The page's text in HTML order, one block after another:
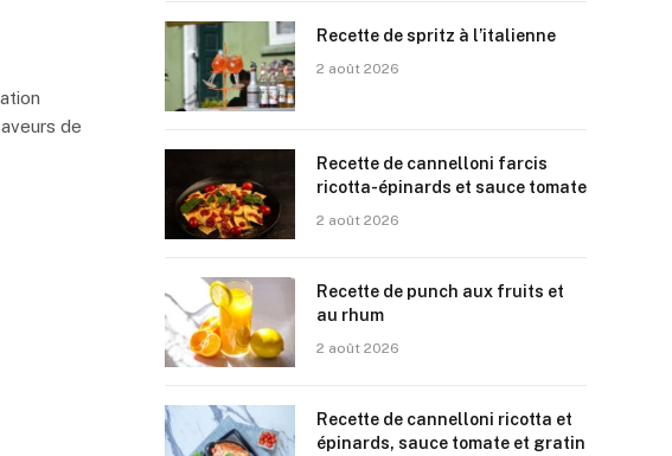
de
Recette de spritz à l’italienne
2 août 2026
Recette de cannelloni farcis
ricotta-épinards et sauce tomate
2 août 2026
Recette de punch aux fruits et
au rhum
2 août 2026
Recette de cannelloni ricotta et
épinards, sauce tomate et gratin